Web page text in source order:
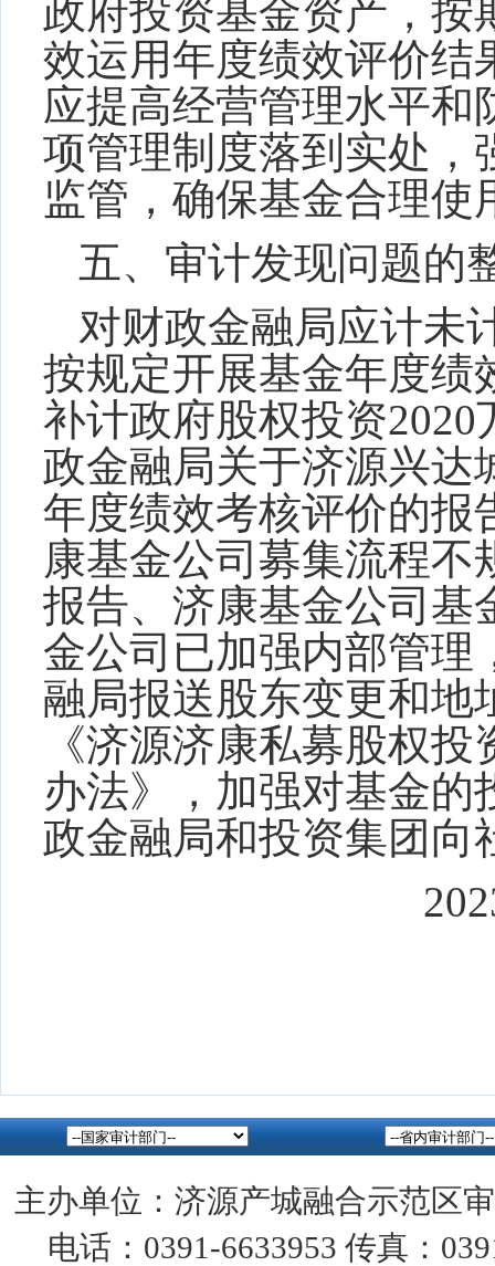
政府投资基金资产，
效运用年度绩效评价结
应提高经营管理水平和
项管理制度落到实处，
监管，确保基金合理使
五、审计发现问题的
对财政金融局应计未
按规定开展基金年度绩
补计政府股权投资2020
政金融局关于济源兴达
年度绩效考核评价的报
康基金公司募集流程
报告、 济康基金公司基
金公司 已加强内部管理
融局报送股东变更和地
《济源济康私募股权
办法》，加强对基金的
政金融局和投资集团 向
202
主办单位：济源产城融合示范区
电话：0391-6633953 传真：